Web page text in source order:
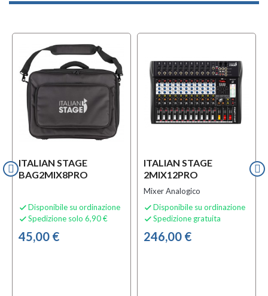
ITALIAN STAGE
BAG2MIX8PRO
 Disponibile su ordinazione
 Spedizione solo 6,90 €
45,00 €
ITALIAN STAGE
2MIX12PRO
Mixer Analogico
 Disponibile su ordinazione
 Spedizione gratuita
246,00 €